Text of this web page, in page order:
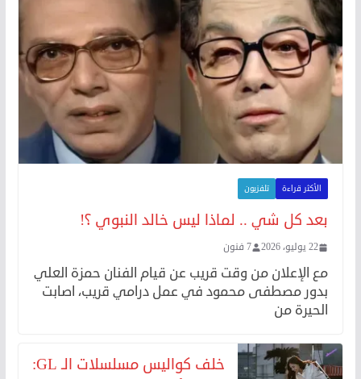
الأكثر قراءة تلفزيون
بعد كل شي .. لماذا ليس خالد النبوي ؟!
22 يوليو، 2026 7 فنون
مع الإعلان من وقت قريب عن قيام الفنان حمزة العلي
بدور مصطفى محمود في عمل درامي قريب، اصابت
الحيرة من
خلف كواليس مسلسلات الـ GL: